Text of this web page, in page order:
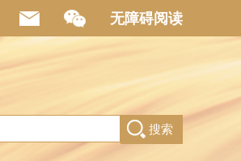
无障碍阅读
搜索